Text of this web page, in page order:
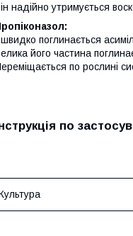
надійно утримується
поглинається
його частина
по рослині
по